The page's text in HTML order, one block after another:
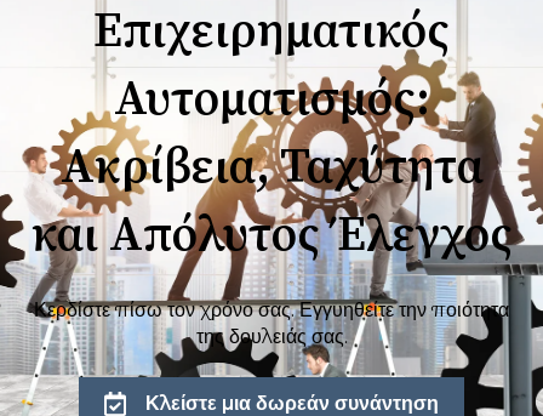
Επιχειρηματικός
Αυτοματισμός:
Ακρίβεια, Ταχύτητα
και Απόλυτος Έλεγχος
Κερδίστε πίσω τον χρόνο σας. Εγγυηθείτε την ποιότητα
της δουλειάς σας.
Κλείστε μια δωρεάν συνάντηση